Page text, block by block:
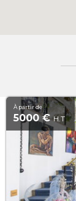
À partir de
5000 €H.T